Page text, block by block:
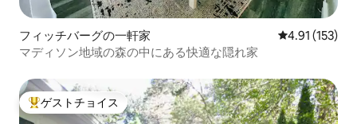
フィッチバーグの一軒家 レビュー153
4.91 (153)
マディソン地域の森の中にある快適な隠れ家
大好評のゲストチョイスです。
ゲストチョイス